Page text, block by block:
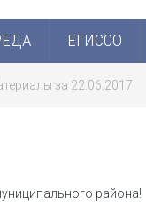
ЕГИСCО
за 22.06.2017
района!